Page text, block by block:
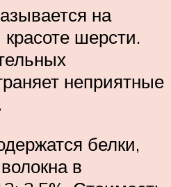
на
шерсти.
неприятные
белки,
в